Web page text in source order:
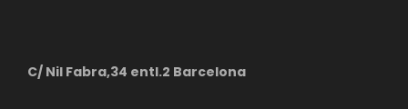
C/ Nil Fabra,34 entl.2 Barcelona